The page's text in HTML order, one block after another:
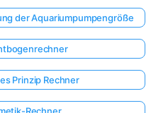
der Aquariumpumpengröße
Prinzip Rechner
Rechner